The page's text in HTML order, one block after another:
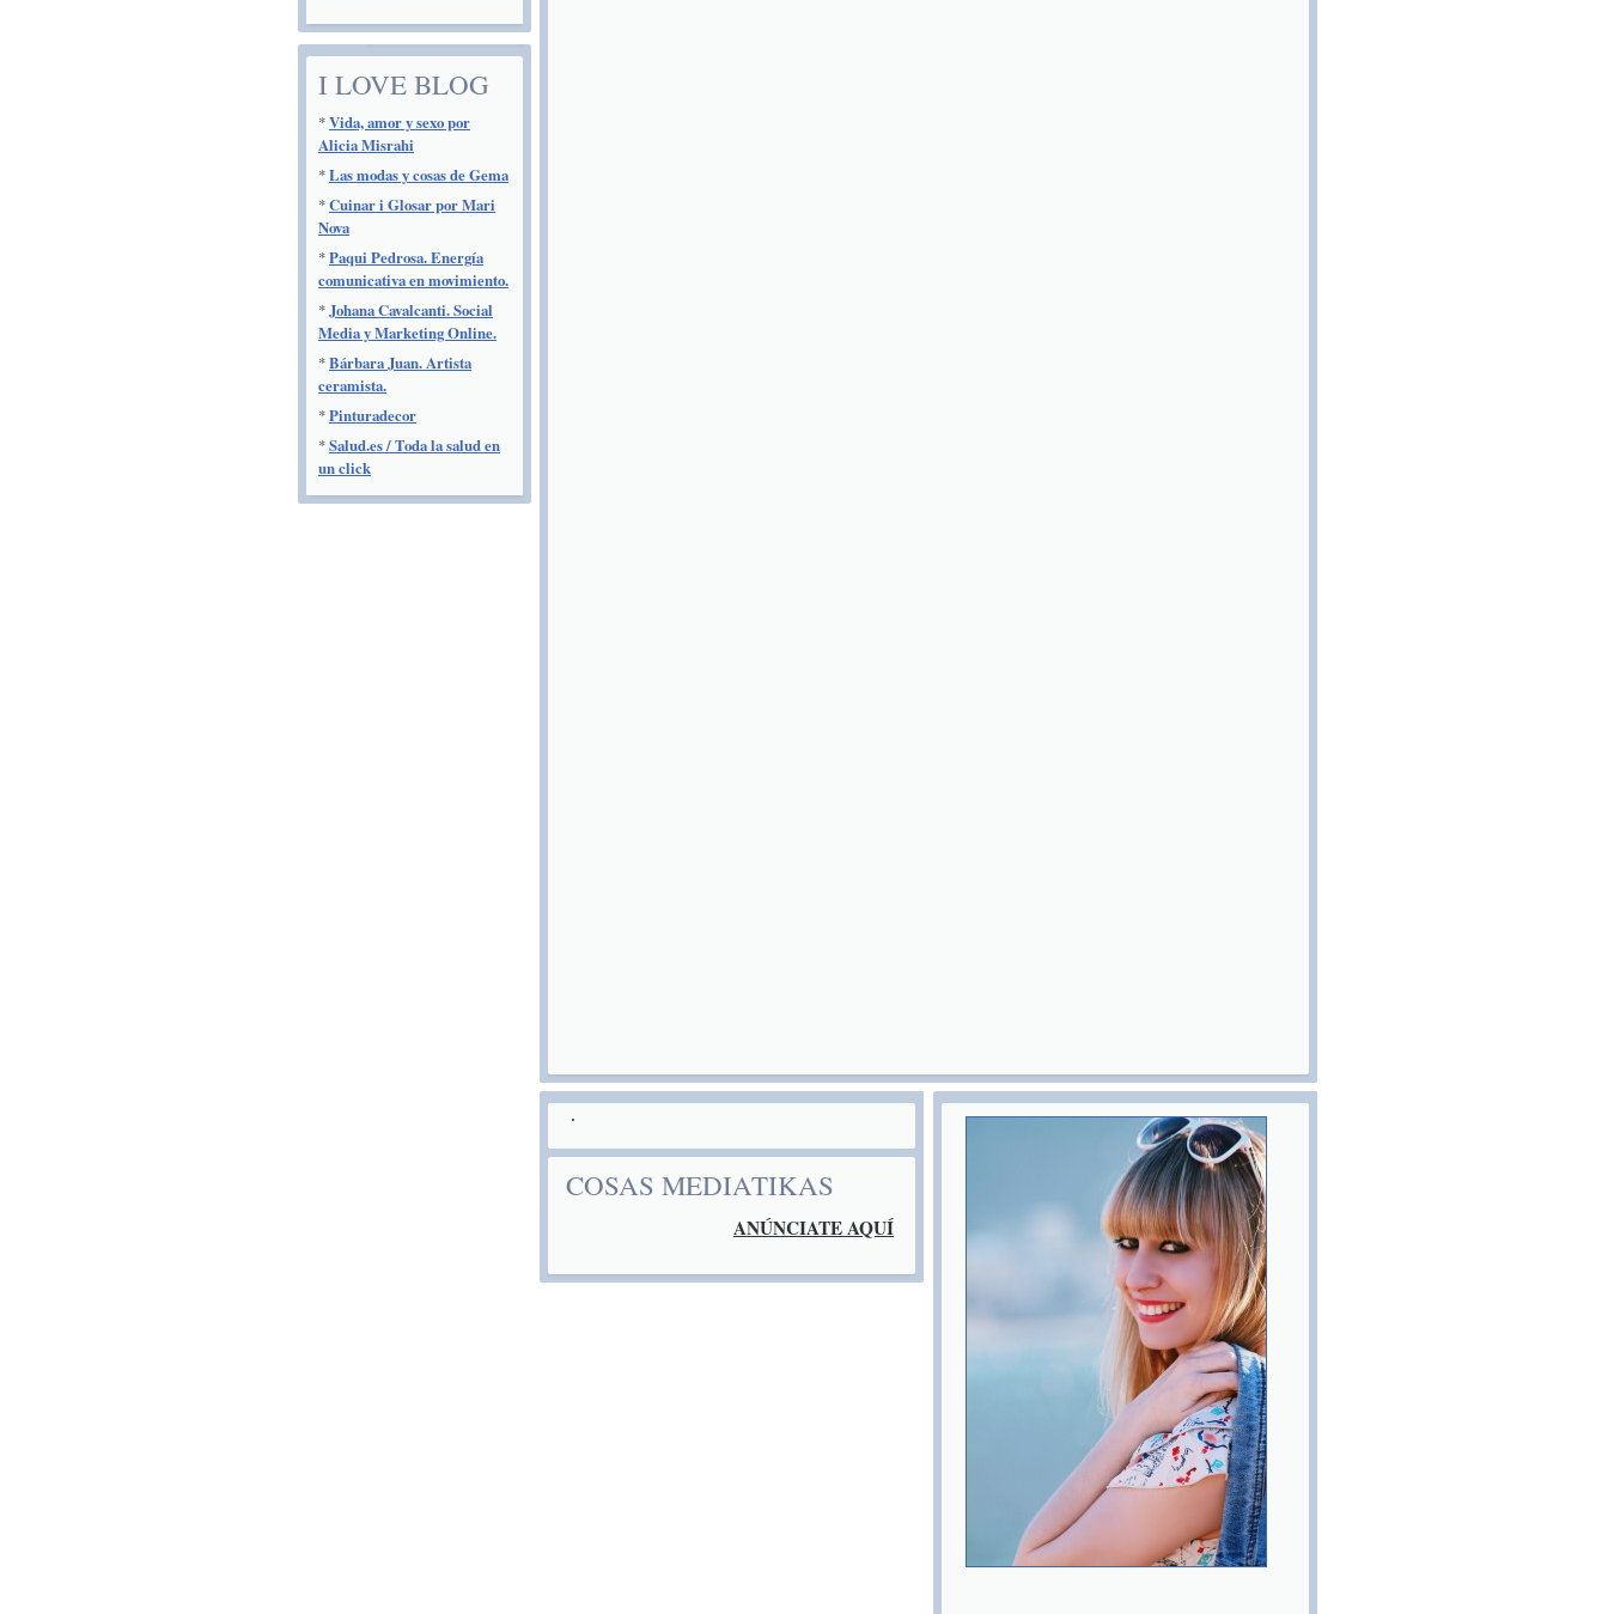
COSAS MEDIATIKAS
ANÚNCIATE AQUÍ
I LOVE BLOG
*Vida, amor y sexo por
Alicia Misrahi
*Las modas y cosas de Gema
*Cuinar i Glosar por Mari
Nova
*Paqui Pedrosa. Energía
comunicativa en movimiento.
*Johana Cavalcanti. Social
Media y Marketing Online.
*Bárbara Juan. Artista
ceramista.
*Pinturadecor
*Salud.es / Toda la salud en
un click